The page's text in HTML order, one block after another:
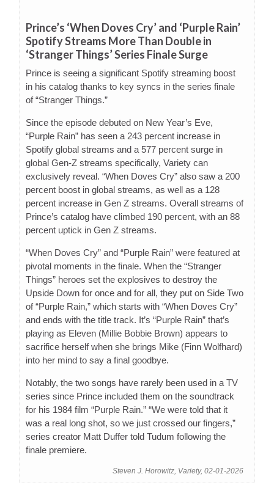
Prince’s ‘When Doves Cry’ and ‘Purple Rain’
Spotify Streams More Than Double in
‘Stranger Things’ Series Finale Surge
Prince is seeing a significant Spotify streaming boost
in his catalog thanks to key syncs in the series finale
of “Stranger Things.”
Since the episode debuted on New Year’s Eve,
“Purple Rain” has seen a 243 percent increase in
Spotify global streams and a 577 percent surge in
global Gen-Z streams specifically, Variety can
exclusively reveal. “When Doves Cry” also saw a 200
percent boost in global streams, as well as a 128
percent increase in Gen Z streams. Overall streams of
Prince’s catalog have climbed 190 percent, with an 88
percent uptick in Gen Z streams.
“When Doves Cry” and “Purple Rain” were featured at
pivotal moments in the finale. When the “Stranger
Things” heroes set the explosives to destroy the
Upside Down for once and for all, they put on Side Two
of “Purple Rain,” which starts with “When Doves Cry”
and ends with the title track. It’s “Purple Rain” that’s
playing as Eleven (Millie Bobbie Brown) appears to
sacrifice herself when she brings Mike (Finn Wolfhard)
into her mind to say a final goodbye.
Notably, the two songs have rarely been used in a TV
series since Prince included them on the soundtrack
for his 1984 film “Purple Rain.” “We were told that it
was a real long shot, so we just crossed our fingers,”
series creator Matt Duffer told Tudum following the
finale premiere.
Steven J. Horowitz, Variety, 02-01-2026